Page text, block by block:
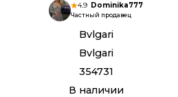
4.9 Dominika777
Частный продавец
Bvlgari
Bvlgari
354731
В наличии